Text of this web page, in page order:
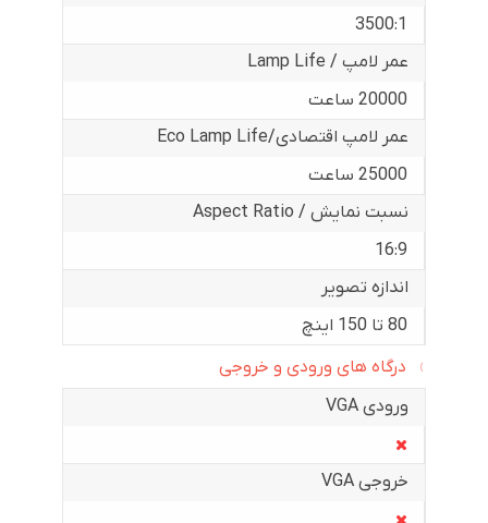
3500:1
عمر لامپ / Lamp Life
20000 ساعت
عمر لامپ اقتصادی/Eco Lamp Life
25000 ساعت
نسبت نمایش / Aspect Ratio
16:9
اندازه تصویر
80 تا 150 اینچ
درگاه های ورودی و خروجی
ورودی VGA
خروجی VGA